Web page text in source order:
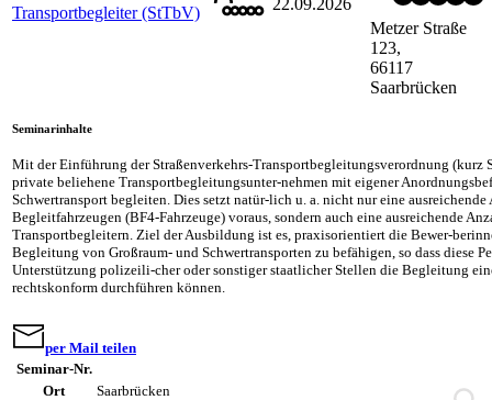
Transportbegleiter (StTbV)
Metzer Straße
123,
66117
Saarbrücken
Seminarinhalte
Mit der Einführung der Straßenverkehrs-Transportbegleitungsverordnung (kurz
private beliehene Transportbegleitungsunter-nehmen mit eigener
Schwertransport begleiten. Dies setzt natür-lich u. a. nicht nur eine
Begleitfahrzeugen (BF4-Fahrzeuge) voraus, sondern auch eine ausreichende
Transportbegleitern. Ziel der Ausbildung ist es, praxisorientiert die Bewer-
Begleitung von Großraum- und Schwertransporten zu befähigen, so dass diese
Unterstützung polizeili-cher oder sonstiger staatlicher Stellen die Begleitung
rechtskonform durchführen können.
per Mail teilen
Seminar-Nr.
Ort
Saarbrücken